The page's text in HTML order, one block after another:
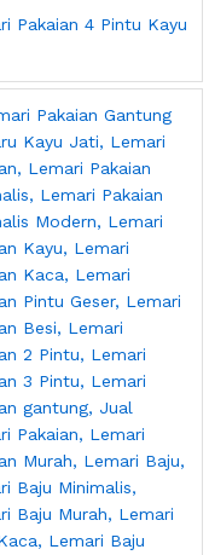
Pakaian 4 Pintu Kayu